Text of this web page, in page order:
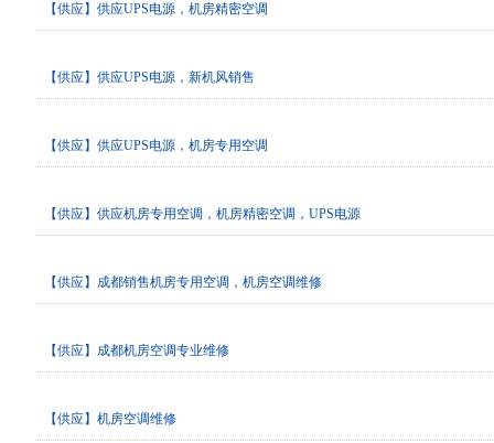
【供应】供应UPS电源，机房精密空调
【供应】供应UPS电源，新机风销售
【供应】供应UPS电源，机房专用空调
【供应】供应机房专用空调，机房精密空调，UPS电源
【供应】成都销售机房专用空调，机房空调维修
【供应】成都机房空调专业维修
【供应】机房空调维修